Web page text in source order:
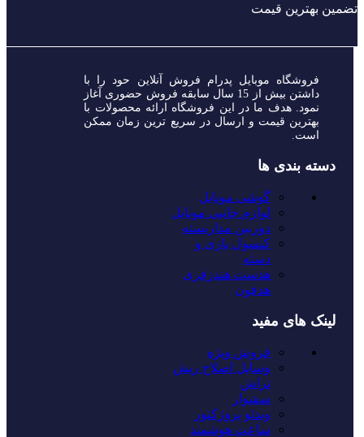
تضمین بهترین قیمت
فروشگاه موبایل پدرام فروش آنلاین حود را با
داشتن بیش از 15 سال سابقه فروش حضوری آغاز
نمود. هدف ما در این فروشگاه ارائه محصولات با
بهترین قیمت و ارسال در سریع ترین زمان ممکن
است.
دسته بندی ها
گوشی موبایل
لوازم جانبی موبایل
دوربین مداربسته
کنسول بازی و
دسته
هدست هندزفری
هدفون
لینک های مفید
فروش ویژه
وسایل اصلاح ریش
تراش
سشوار
ویدئو پروژکتور
ساعت هوشمند